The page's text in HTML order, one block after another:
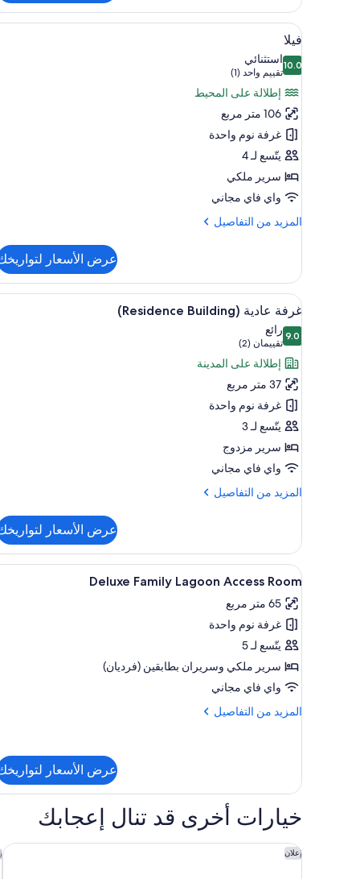
غرفة
بريمير
استعراض
جميع
صور
فيلا
ملاءات من القطن المصري
6
فيلا
10.010.0 من 10
استثنائي
تقييم واحد (1)
(تقييم
واحد
(1))
إطلالة على المحيط
106 متر مربع
غرفة نوم واحدة
يتّسع لـ 4
سرير ملكي
واي فاي مجاني
المزيد من التفاصيل
المزيد
فيلا
عرض الأسعار
استعراض
جميع
صور
غرفة
عادية
(Residence
Building)
ملاءات من القطن المصري
5
غرفة عادية (Residence Building)
9.09.0 من 10
رائع
تقييمان (2)
(تقييمان
(2))إطلالة على المدينة
37 متر مربع
غرفة نوم واحدة
يتّسع لـ 3
سرير مزدوج
واي فاي مجاني
المزيد من التفاصيل
المزيد
غرفة
عادية
(Residence
عرض الأسعار
استعراض
جميع
صور
Deluxe
Family
Lagoon
Access
Room
ملاءات من القطن المصري
7
Deluxe Family Lagoon Access Room
65 متر مربع
غرفة نوم واحدة
يتّسع لـ 5
سرير ملكي‫‬ وسريران بطابقين (فرديان)
واي فاي مجاني
المزيد من التفاصيل
المزيد
Family
Lagoon
Access
Room
عرض الأسعار
خيارات أخرى قد تنال إعجابك
إعلان
فندق تومبي دبي النخلة، تابيستري كوليكشن من هيلتون